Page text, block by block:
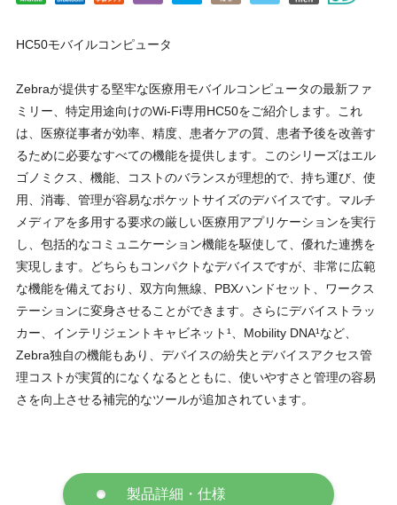
HC50モバイルコンピュータ
Zebraが提供する堅牢な医療用モバイルコンピュータの最新ファ
ミリー、特定用途向けのWi-Fi専用HC50をご紹介します。これ
は、医療従事者が効率、精度、患者ケアの質、患者予後を改善す
るために必要なすべての機能を提供します。このシリーズはエル
ゴノミクス、機能、コストのバランスが理想的で、持ち運び、使
用、消毒、管理が容易なポケットサイズのデバイスです。マルチ
メディアを多用する要求の厳しい医療用アプリケーションを実行
し、包括的なコミュニケーション機能を駆使して、優れた連携を
実現します。どちらもコンパクトなデバイスですが、非常に広範
な機能を備えており、双方向無線、PBXハンドセット、ワークス
テーションに変身させることができます。さらにデバイストラッ
カー、インテリジェントキャビネット¹、Mobility DNA¹など、
Zebra独自の機能もあり、デバイスの紛失とデバイスアクセス管
理コストが実質的になくなるとともに、使いやすさと管理の容易
さを向上させる補完的なツールが追加されています。
製品詳細・仕様